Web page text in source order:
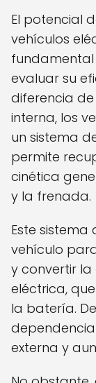
El potencial
vehículos
evaluar su
diferencia
interna, los
un sistema
permite
cinética
y la frenada.
Este
vehículo
y convertir
eléctrica,
la batería.
externa y